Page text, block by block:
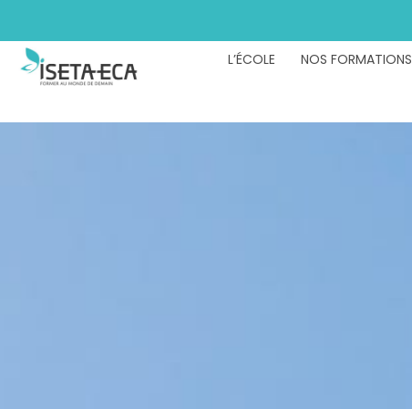
L’ÉCOLE NOS FORMATIONS